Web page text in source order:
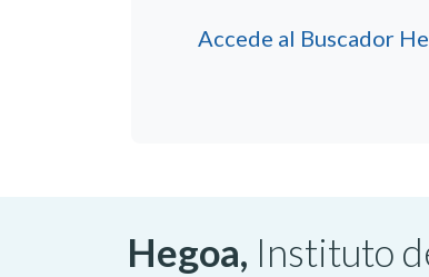
Accede al Buscador
Hegoa, Instituto